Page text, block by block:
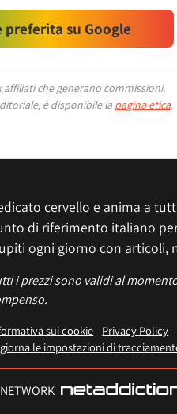
su Google
che generano commissioni.
è disponibile la pagina etica.
cervello e anima a
di riferimento italiano
ogni giorno con articoli,
i prezzi sono validi al
sui cookie Privacy Policy
le impostazioni di